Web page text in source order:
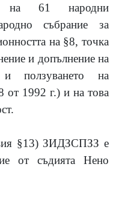
на 61 народни
събрание за
на §8, точка
и допълнение на
и ползуването на
от 1992 г.) и на това
§13) ЗИДЗСПЗЗ е
от съдията Нено